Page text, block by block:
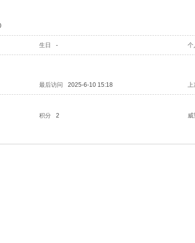
生日 - 个
最后访问 2025-6-10 15:18 上
积分 2 威